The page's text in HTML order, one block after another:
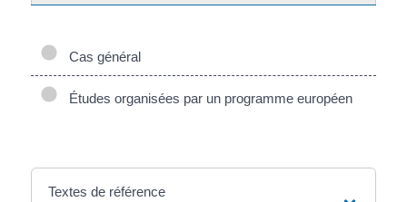
Cas général
Études organisées par un programme européen
Textes de référence